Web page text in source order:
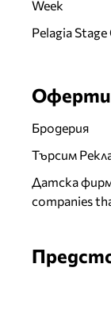
Week
Pelagia
Оферти
Бродерия
Търсим
Датска
companies